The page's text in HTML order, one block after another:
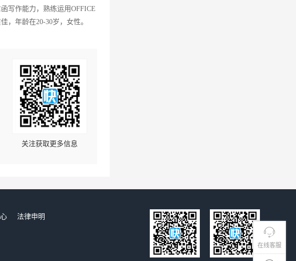
在线客服
写作能力，熟练运用OFFICE
，年龄在20-30岁，女性。
关注获取更多信息
法律申明